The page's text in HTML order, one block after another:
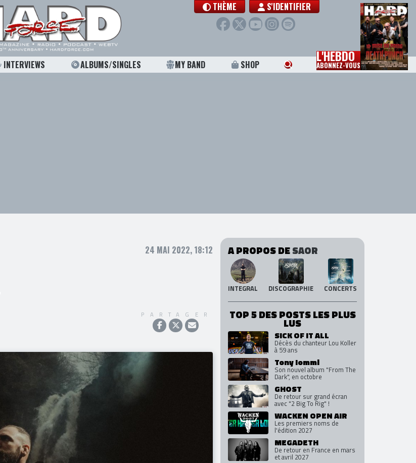
THÈME S'IDENTIFIER
INTERVIEWS ALBUMS/SINGLES MY BAND SHOP L'HEBDO
ABONNEZ-VOUS
24 MAI 2022, 18:12
PARTAGER
A PROPOS DESAOR
INTEGRAL DISCOGRAPHIE CONCERTS
TOP 5 DES POSTS LES PLUS
LUS
SICK OF IT ALL
Décès du chanteur Lou Koller
à 59 ans
Tony Iommi
Son nouvel album "From The
Dark", en octobre
GHOST
De retour sur grand écran
avec "2 Big To Rig" !
WACKEN OPEN AIR
Les premiers noms de
l'édition 2027
MEGADETH
De retour en France en mars
et avril 2027